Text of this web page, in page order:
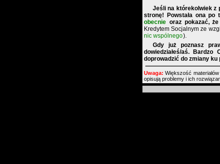
Jeśli na którekolwiek z
stronę! Powstała ona
obecnie oraz pokazać,
Kredytem Socjalnym ze
nic wspólnego).
Gdy już poznasz
dowiedziałeś/aś.
doprowadzić do zmiany
Uwaga:Większość
opisują problemy i ich